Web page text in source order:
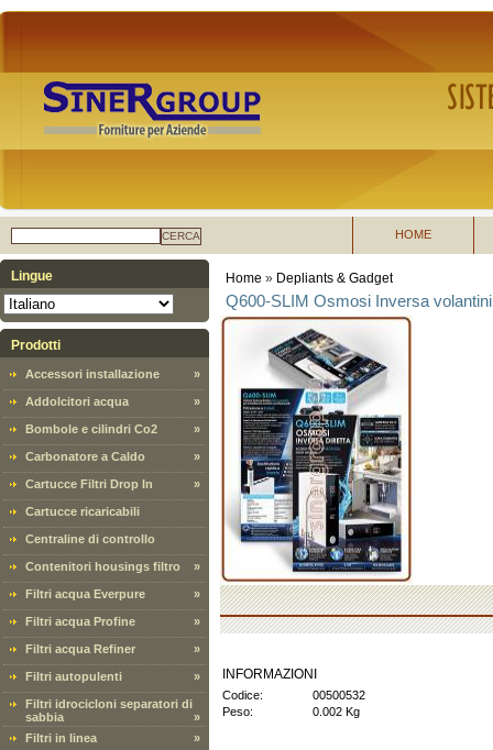
CERCA HOME
Lingue
Prodotti
Accessori installazione »
Addolcitori acqua »
Bombole e cilindri Co2 »
Carbonatore a Caldo »
Cartucce Filtri Drop In »
Cartucce ricaricabili
Centraline di controllo
Contenitori housings filtro »
Filtri acqua Everpure »
Filtri acqua Profine »
Filtri acqua Refiner »
Filtri autopulenti »
Filtri idrocicloni separatori di
sabbia
»
Filtri in linea
»
Home » Depliants & Gadget
Q600-SLIM Osmosi Inversa
INFORMAZIONI
Codice:
00500532
Peso:
0.002 Kg